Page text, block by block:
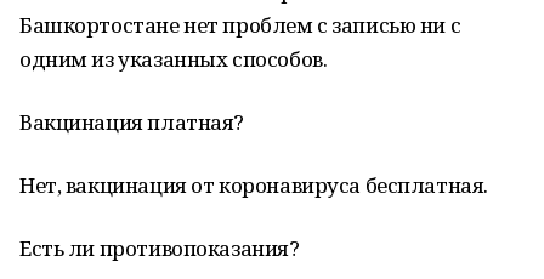
Башкортостане нет проблем с записью ни с
одним из указанных способов.
Вакцинация платная?
Нет, вакцинация от коронавируса бесплатная.
Есть ли противопоказания?